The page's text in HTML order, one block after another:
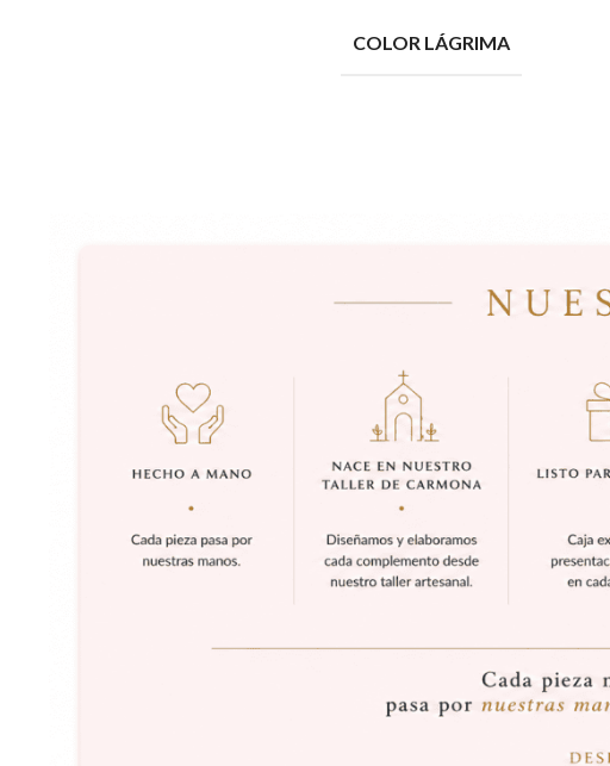
COLOR LÁGRIMA